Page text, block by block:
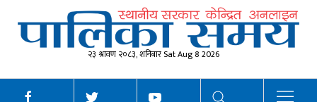
२३ श्रावण २०८३, शनिबार Sat Aug 8 2026